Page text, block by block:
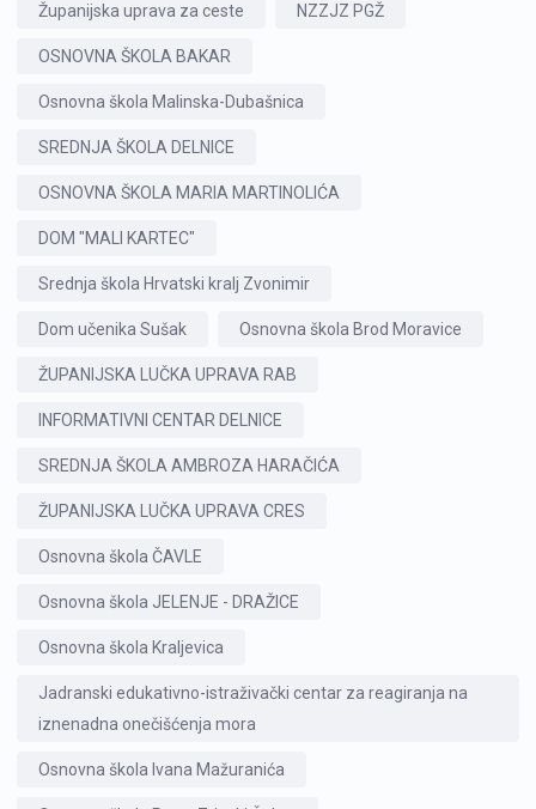
Županijska uprava za ceste NZZJZ PGŽ
OSNOVNA ŠKOLA BAKAR
Osnovna škola Malinska-Dubašnica
SREDNJA ŠKOLA DELNICE
OSNOVNA ŠKOLA MARIA MARTINOLIĆA
DOM "MALI KARTEC"
Srednja škola Hrvatski kralj Zvonimir
Dom učenika Sušak Osnovna škola Brod Moravice
ŽUPANIJSKA LUČKA UPRAVA RAB
INFORMATIVNI CENTAR DELNICE
SREDNJA ŠKOLA AMBROZA HARAČIĆA
ŽUPANIJSKA LUČKA UPRAVA CRES
Osnovna škola ČAVLE
Osnovna škola JELENJE - DRAŽICE
Osnovna škola Kraljevica
Jadranski edukativno-istraživački centar za reagiranja na
iznenadna onečišćenja mora
Osnovna škola Ivana Mažuranića